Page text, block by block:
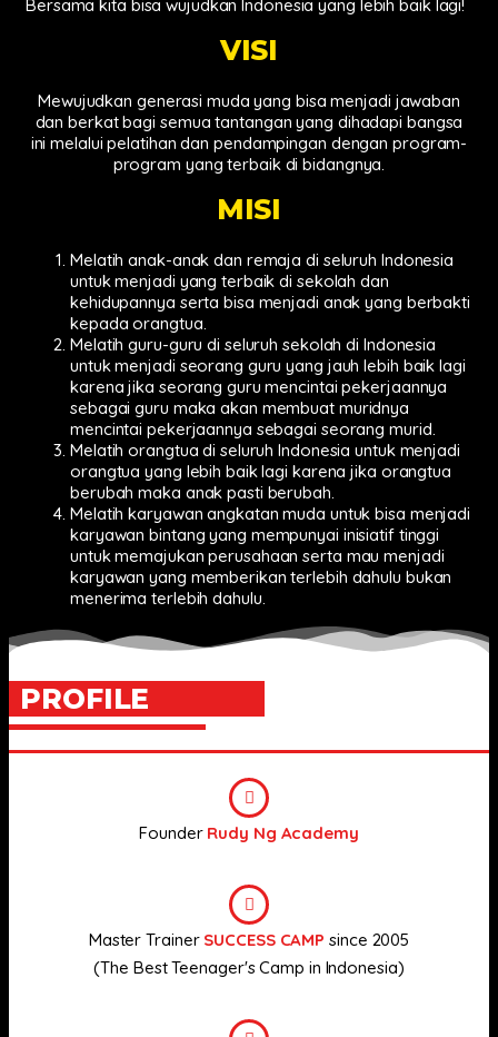
Bersama kita bisa wujudkan Indonesia yang lebih baik lagi!
VISI
Mewujudkan generasi muda yang bisa menjadi jawaban
dan berkat bagi semua tantangan yang dihadapi bangsa
ini melalui pelatihan dan pendampingan dengan program-
program yang terbaik di bidangnya.
MISI
Melatih anak-anak dan remaja di seluruh Indonesia
untuk menjadi yang terbaik di sekolah dan
kehidupannya serta bisa menjadi anak yang berbakti
kepada orangtua.
Melatih guru-guru di seluruh sekolah di Indonesia
untuk menjadi seorang guru yang jauh lebih baik lagi
karena jika seorang guru mencintai pekerjaannya
sebagai guru maka akan membuat muridnya
mencintai pekerjaannya sebagai seorang murid.
Melatih orangtua di seluruh Indonesia untuk menjadi
orangtua yang lebih baik lagi karena jika orangtua
berubah maka anak pasti berubah.
Melatih karyawan angkatan muda untuk bisa menjadi
karyawan bintang yang mempunyai inisiatif tinggi
untuk memajukan perusahaan serta mau menjadi
karyawan yang memberikan terlebih dahulu bukan
menerima terlebih dahulu.
PROFILE
Founder Rudy Ng Academy
Master Trainer SUCCESS CAMP since 2005
(The Best Teenager's Camp in Indonesia)